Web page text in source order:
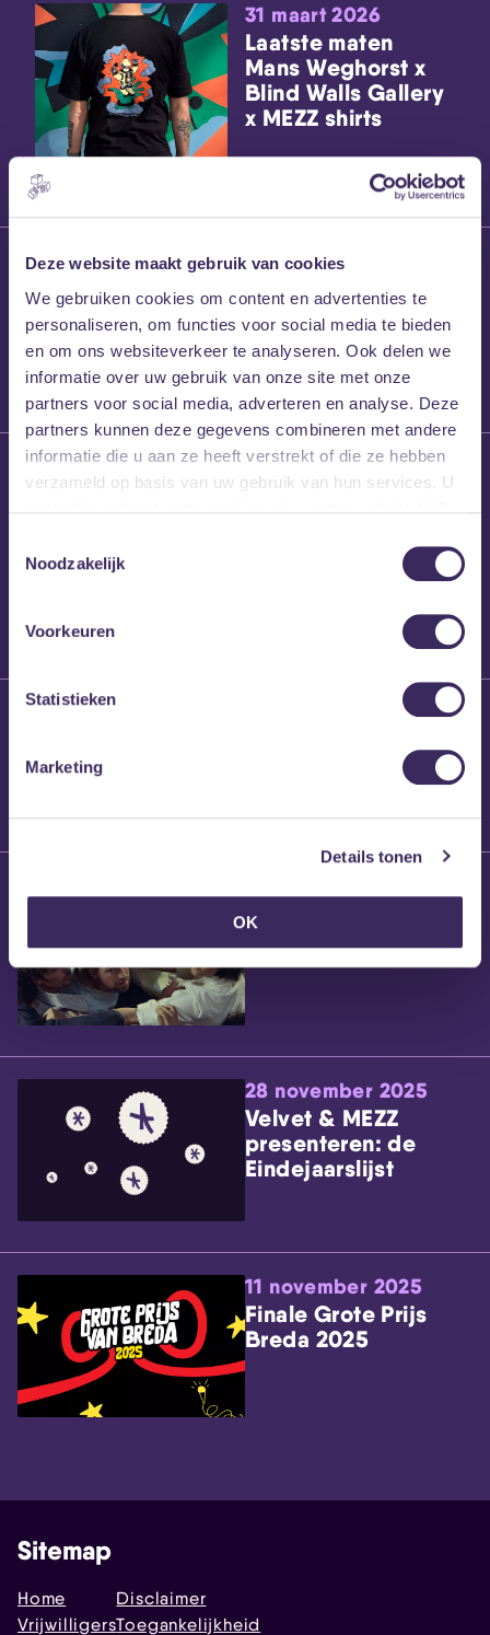
Deze website maakt gebruik van cookies
We gebruiken cookies om content en advertenties te
personaliseren, om functies voor social media te bieden
en om ons websiteverkeer te analyseren. Ook delen we
informatie over uw gebruik van onze site met onze
partners voor social media, adverteren en analyse. Deze
partners kunnen deze gegevens combineren met andere
informatie die u aan ze heeft verstrekt of die ze hebben
verzameld op basis van uw gebruik van hun services. U
Noodzakelijk
Voorkeuren
Statistieken
Marketing
Details tonen
OK
31 maart 2026
Laatste maten
Mans Weghorst x
Blind Walls Gallery
x MEZZ shirts
27 maart 2026
Willem’s Blog:
Frans Kalf
26 maart 2026
Willem’s Blog: High
Brennt Vanneste
Willem’s Blog: Ão
28 november 2025
Velvet & MEZZ
presenteren: de
Eindejaarslijst
11 november 2025
Finale Grote Prijs
Breda 2025
Sitemap
Home
Vrijwilligers
Disclaimer
Toegankelijkheid